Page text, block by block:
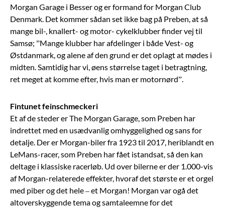
Morgan Garage i Besser og er formand for Morgan Club
Denmark. Det kommer sådan set ikke bag på Preben, at så
mange bil-, knallert- og motor- cykelklubber finder vej til
Samsø; ”Mange klubber har afdelinger i både Vest- og
Østdanmark, og alene af den grund er det oplagt at mødes i
midten. Samtidig har vi, øens størrelse taget i betragtning,
ret meget at komme efter, hvis man er motornørd”.
Fintunet feinschmeckeri
Et af de steder er The Morgan Garage, som Preben har
indrettet med en usædvanlig omhyggelighed og sans for
detalje. Der er Morgan-biler fra 1923 til 2017, heriblandt en
LeMans-racer, som Preben har fået istandsat, så den kan
deltage i klassiske racerløb. Ud over bilerne er der 1.000-vis
af Morgan-relaterede effekter, hvoraf det største er et orgel
med piber og det hele – et Morgan! Morgan var ogå det
altoverskyggende tema og samtaleemne for det